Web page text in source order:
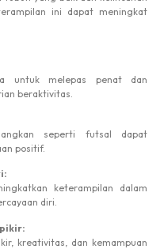
ini dapat meningkat
untuk melepas penat dan
beraktivitas.
seperti futsal dapat
positif.
keterampilan dalam
diri.
kreativitas, dan kemampuan